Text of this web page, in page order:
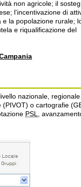
non agricole; il
l'incentivazione di
e la popolazione rurale;
e riqualificazione del
nazionale,
o cartografie
PSL
,